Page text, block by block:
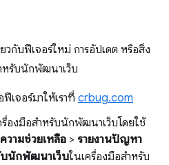
กับฟีเจอร์ใหม่ การอัปเดต หรือสิ่ง
หรับนักพัฒนาเว็บ
เจอร์มาให้เราที่ crbug.com
องมือสำหรับนักพัฒนาเว็บโดยใช้
ความช่วยเหลือ > รายงานปัญหา
บนักพัฒนาเว็บในเครื่องมือสำหรับ